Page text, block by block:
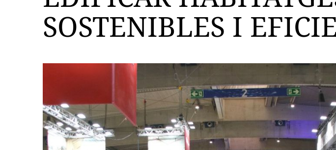
SOSTENIBLES I